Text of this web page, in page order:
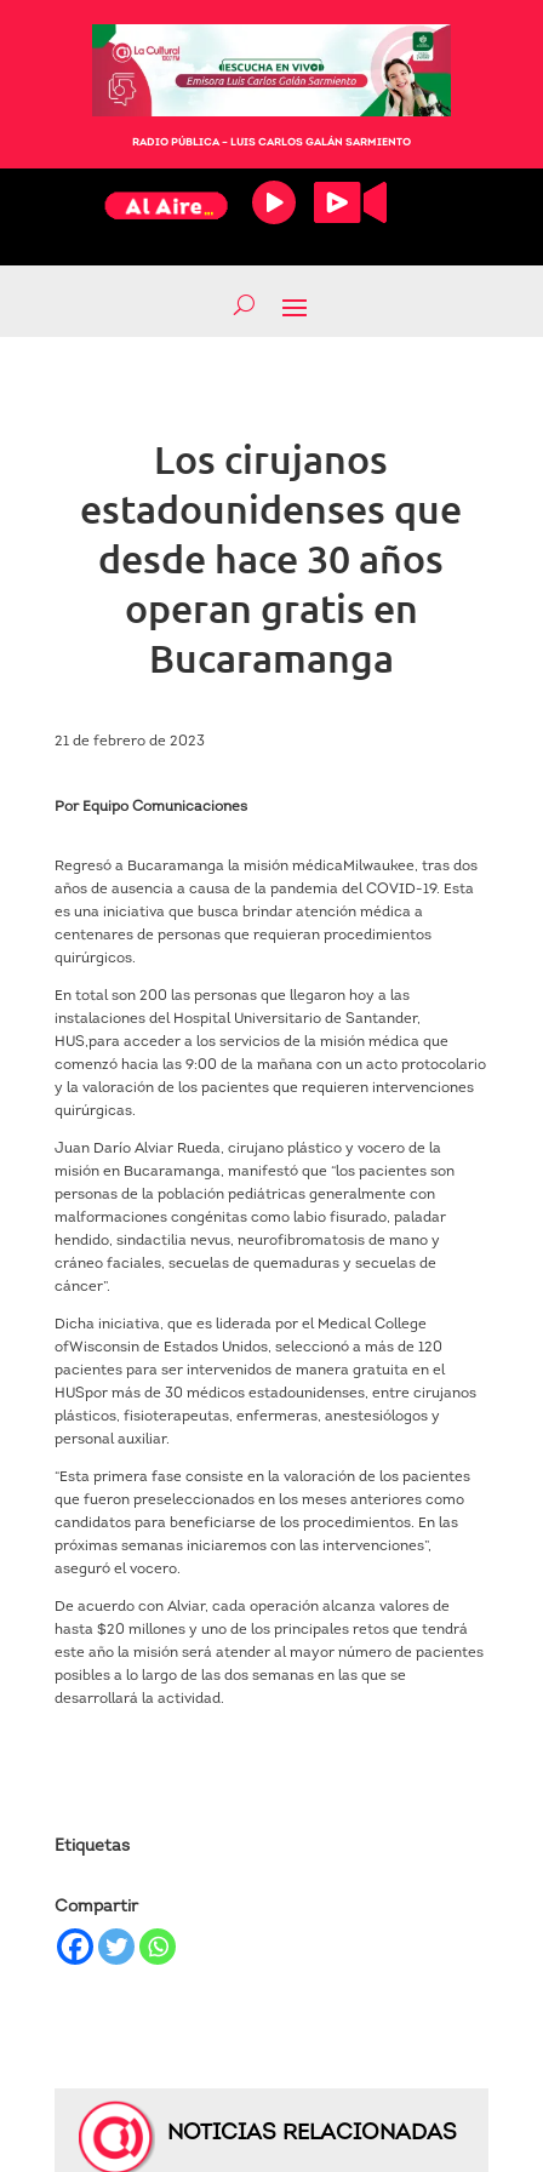
RADIO PÚBLICA – LUIS CARLOS GALÁN SARMIENTO
Los cirujanos
estadounidenses que
desde hace 30 años
operan gratis en
Bucaramanga
21 de febrero de 2023
Por Equipo Comunicaciones
Regresó a Bucaramanga la misión médicaMilwaukee, tras dos
años de ausencia a causa de la pandemia del COVID-19. Esta
es una iniciativa que busca brindar atención médica a
centenares de personas que requieran procedimientos
quirúrgicos.
En total son 200 las personas que llegaron hoy a las
instalaciones del Hospital Universitario de Santander,
HUS,para acceder a los servicios de la misión médica que
comenzó hacia las 9:00 de la mañana con un acto protocolario
y la valoración de los pacientes que requieren intervenciones
quirúrgicas.
Juan Darío Alviar Rueda, cirujano plástico y vocero de la
misión en Bucaramanga, manifestó que “los pacientes son
personas de la población pediátricas generalmente con
malformaciones congénitas como labio fisurado, paladar
hendido, sindactilia nevus, neurofibromatosis de mano y
cráneo faciales, secuelas de quemaduras y secuelas de
cáncer”.
Dicha iniciativa, que es liderada por el Medical College
ofWisconsin de Estados Unidos, seleccionó a más de 120
pacientes para ser intervenidos de manera gratuita en el
HUSpor más de 30 médicos estadounidenses, entre cirujanos
plásticos, fisioterapeutas, enfermeras, anestesiólogos y
personal auxiliar.
“Esta primera fase consiste en la valoración de los pacientes
que fueron preseleccionados en los meses anteriores como
candidatos para beneficiarse de los procedimientos. En las
próximas semanas iniciaremos con las intervenciones”,
aseguró el vocero.
De acuerdo con Alviar, cada operación alcanza valores de
hasta $20 millones y uno de los principales retos que tendrá
este año la misión será atender al mayor número de pacientes
posibles a lo largo de las dos semanas en las que se
desarrollará la actividad.
Etiquetas
Compartir
NOTICIAS RELACIONADAS